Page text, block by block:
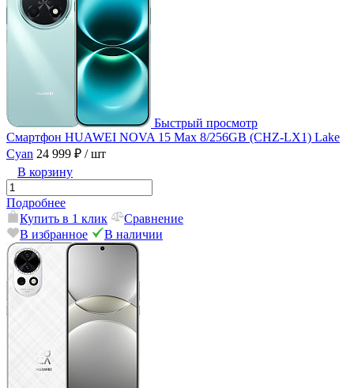
Быстрый просмотр
Смартфон HUAWEI NOVA 15 Max 8/256GB (CHZ-LX1) Lake
Cyan 24 999 ₽ / шт
В корзину
Подробнее
Купить в 1 клик
Сравнение
В избранное
В наличии